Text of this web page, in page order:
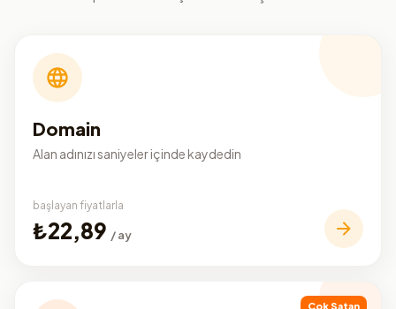
Domain
Alan adınızı saniyeler içinde kaydedin
başlayan fiyatlarla
₺22,89 / ay
Çok Satan